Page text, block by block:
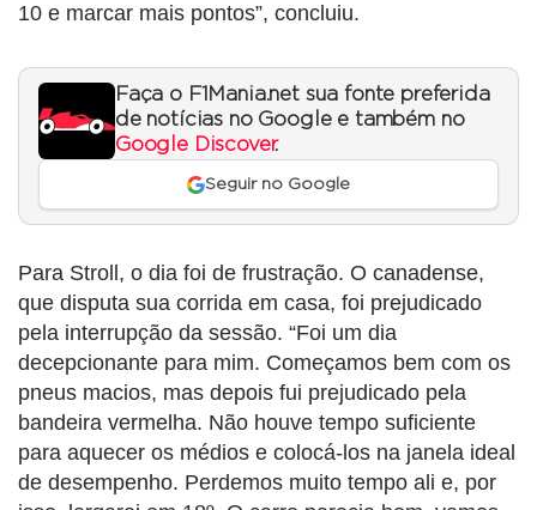
10 e marcar mais pontos”, concluiu.
Faça o F1Mania.net sua fonte preferida
de notícias no Google e também no
Google Discover.
Seguir no Google
Para Stroll, o dia foi de frustração. O canadense,
que disputa sua corrida em casa, foi prejudicado
pela interrupção da sessão. “Foi um dia
decepcionante para mim. Começamos bem com os
pneus macios, mas depois fui prejudicado pela
bandeira vermelha. Não houve tempo suficiente
para aquecer os médios e colocá-los na janela ideal
de desempenho. Perdemos muito tempo ali e, por